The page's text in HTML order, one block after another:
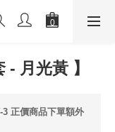
- 月光黃 】
正價商品下單額外